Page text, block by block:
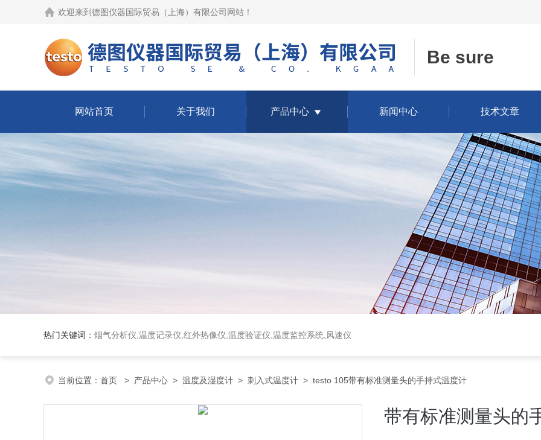
欢迎来到 德图仪器国际贸易（上海）有限公司网站 ！
Be sure
网站首页 关于我们 产品中心 新闻中心 技术文章
热门关键词： 烟气分析仪,温度记录仪,红外热像仪,温度验证仪,温度监控系统,风速仪
当前位置： 首页 > 产品中心 > 温度及湿度计 > 刺入式温度计 > testo 105带有标准测量头的手持式温度计
带有标准测量头的